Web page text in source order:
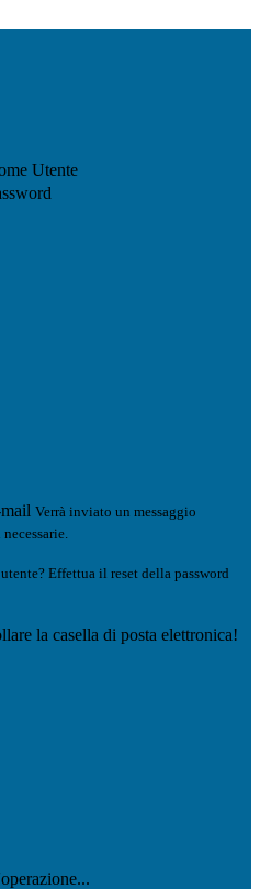
Utente
Verrà inviato un messaggio
Effettua il reset della password
la casella di posta elettronica!